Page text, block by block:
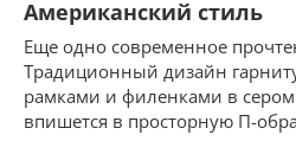
Американский стиль
Еще одно современное
Традиционный дизайн
рамками и филенками в
впишется в просторную П-